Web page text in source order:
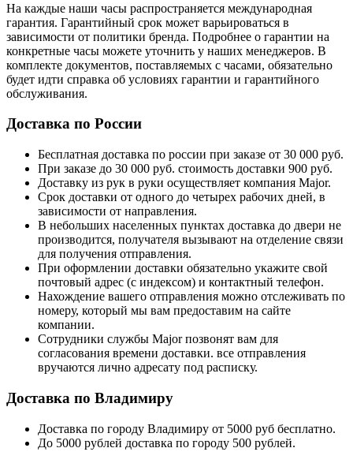
На каждые наши часы распространяется международная
гарантия. Гарантийный срок может варьироваться в
зависимости от политики бренда. Подробнее о гарантии на
конкретные часы можете уточнить у наших менеджеров. В
комплекте документов, поставляемых с часами, обязательно
будет идти справка об условиях гарантии и гарантийного
обслуживания.
Доставка по России
Бесплатная доставка по россии при заказе от 30 000 руб.
При заказе до 30 000 руб. стоимость доставки 900 руб.
Доставку из рук в руки осуществляет компания Major.
Срок доставки от одного до четырех рабочих дней, в
зависимости от направления.
В небольших населенных пунктах доставка до двери не
производится, получателя вызывают на отделение связи
для получения отправления.
При оформлении доставки обязательно укажите свой
почтовый адрес (с индексом) и контактный телефон.
Нахождение вашего отправления можно отслеживать по
номеру, который мы вам предоставим на сайте
компании.
Сотрудники службы Major позвонят вам для
согласования времени доставки. все отправления
вручаются лично адресату под расписку.
Доставка по Владимиру
Доставка по городу Владимиру от 5000 руб бесплатно.
До 5000 рублей доставка по городу 500 рублей.